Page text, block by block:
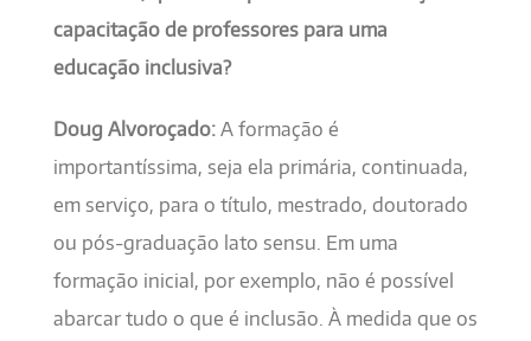
capacitação de professores para uma
educação inclusiva?
Doug Alvoroçado: A formação é
importantíssima, seja ela primária, continuada,
em serviço, para o título, mestrado, doutorado
ou pós-graduação lato sensu. Em uma
formação inicial, por exemplo, não é possível
abarcar tudo o que é inclusão. À medida que os